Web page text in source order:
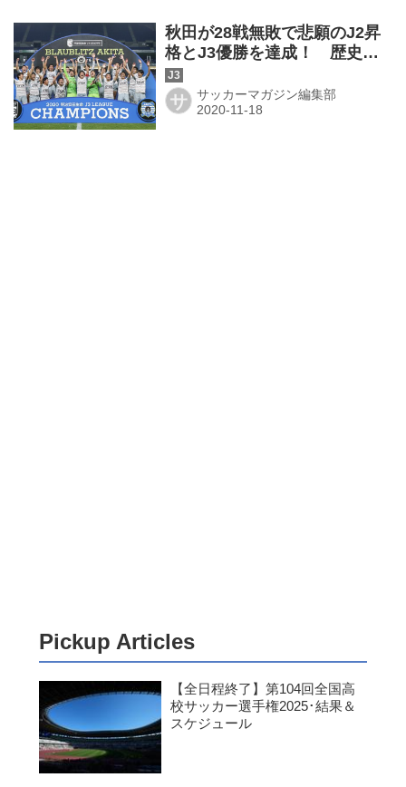
秋田が28戦無敗で悲願のJ2昇
格とJ3優勝を達成！ 歴史に
新たな1ページを刻む◎J3第28
節
サ サッカーマガジン編集部
Pickup Articles
【全日程終了】第104回全国高
校サッカー選手権2025･結果＆
スケジュール